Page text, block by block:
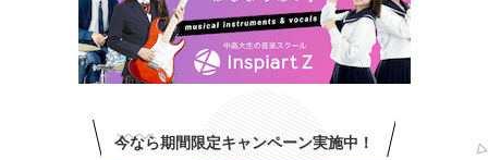
今なら期間限定キャンペーン実施中！